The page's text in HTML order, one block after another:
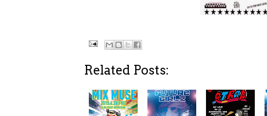
Related Posts: